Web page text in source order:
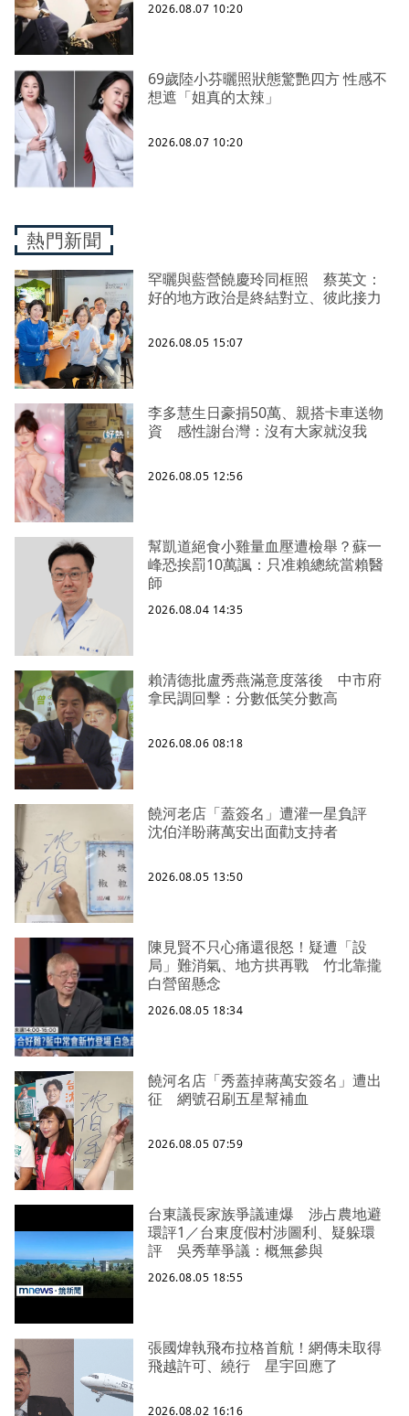
2026.08.07 10:20
69歲陸小芬曬照狀態驚艷四方 性感不
想遮「姐真的太辣」
2026.08.07 10:20
熱門新聞
罕曬與藍營饒慶玲同框照 蔡英文：
好的地方政治是終結對立、彼此接力
2026.08.05 15:07
李多慧生日豪捐50萬、親搭卡車送物
資 感性謝台灣：沒有大家就沒我
2026.08.05 12:56
幫凱道絕食小雞量血壓遭檢舉？蘇一
峰恐挨罰10萬諷：只准賴總統當賴醫
師
2026.08.04 14:35
賴清德批盧秀燕滿意度落後 中市府
拿民調回擊：分數低笑分數高
2026.08.06 08:18
饒河老店「蓋簽名」遭灌一星負評
沈伯洋盼蔣萬安出面勸支持者
2026.08.05 13:50
陳見賢不只心痛還很怒！疑遭「設
局」難消氣、地方拱再戰 竹北靠攏
白營留懸念
2026.08.05 18:34
饒河名店「秀蓋掉蔣萬安簽名」遭出
征 網號召刷五星幫補血
2026.08.05 07:59
台東議長家族爭議連爆 涉占農地避
環評1／台東度假村涉圖利、疑躲環
評 吳秀華爭議：概無參與
2026.08.05 18:55
張國煒執飛布拉格首航！網傳未取得
飛越許可、繞行 星宇回應了
2026.08.02 16:16